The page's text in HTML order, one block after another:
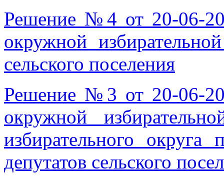
Решение №4 от 20-06-
окружной
сельского поселения
Решение №3 от 20-06-
окружной
избирательного
депутатов сельского